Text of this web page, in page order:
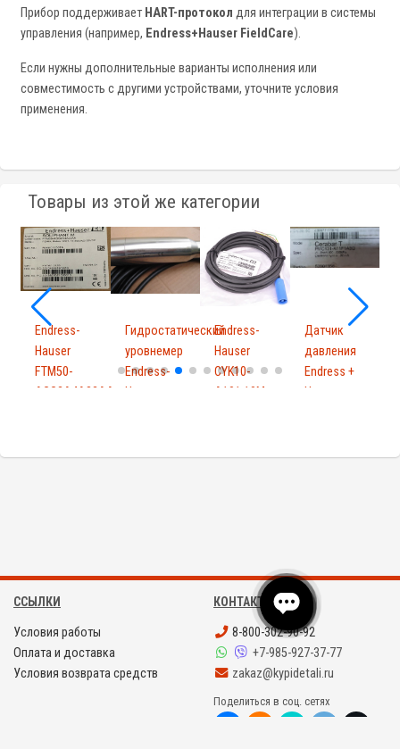
Прибор поддерживает HART-протокол для интеграции в системы
управления (например, Endress+Hauser FieldCare).
Если нужны дополнительные варианты исполнения или
совместимость с другими устройствами, уточните условия
применения.
Товары из этой же категории
Endress-
Hauser
FTM50-
AGG2A4A32AA
Гидростатический
уровнемер
Endress-
Hause...
Endress-
Hauser
CYK10-
A101 10M
Датчик
давления
Endress +
Hauser
ССЫЛКИ
Условия работы
Оплата и доставка
Условия возврата средств
КОНТАКТЫ
8-800-302-90-92
+7-985-927-37-77
zakaz@kypidetali.ru
Поделиться в соц. сетях